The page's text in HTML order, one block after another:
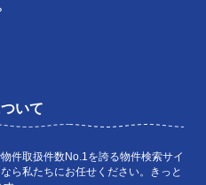
いて
件取扱件数No.1を誇る物件検索サイ
ら私たちにお任せください。きっと